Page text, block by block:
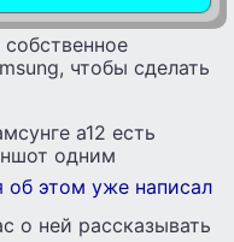
чтобы сделать
а12 есть
одним
об этом уже написал
о ней рассказывать